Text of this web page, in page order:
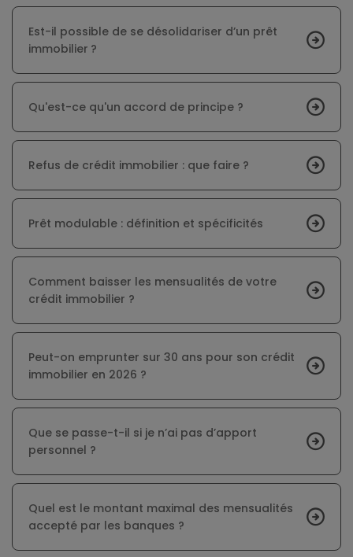
Est-il possible de se désolidariser d’un prêt
immobilier ?
Qu'est-ce qu'un accord de principe ?
Refus de crédit immobilier : que faire ?
Prêt modulable : définition et spécificités
Comment baisser les mensualités de votre
crédit immobilier ?
Peut-on emprunter sur 30 ans pour son crédit
immobilier en 2026 ?
Que se passe-t-il si je n’ai pas d’apport
personnel ?
Quel est le montant maximal des mensualités
accepté par les banques ?